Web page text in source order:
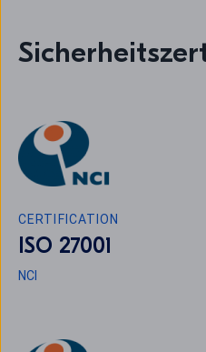
CERTIFICATION
ISO 27001
NCI